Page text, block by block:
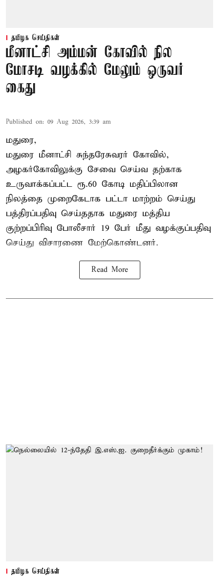
தமிழக செய்திகள்
மீனாட்சி அம்மன் கோவில் நில
மோசடி வழக்கில் மேலும் ஒருவர்
கைது
Published on: 09 Aug 2026, 3:39 am
மதுரை,
மதுரை மீனாட்சி சுந்தரேசுவரர் கோவில்,
அழகர்கோவிலுக்கு சேவை செய்வ தற்காக
உருவாக்கப்பட்ட ரூ.60 கோடி மதிப்பிலான
நிலத்தை முறைகேடாக பட்டா மாற்றம் செய்து
பத்திரப்பதிவு செய்ததாக மதுரை மத்திய
குற்றப்பிரிவு போலீசார் 19 பேர் மீது வழக்குப்பதிவு
செய்து விசாரணை மேற்கொண்டனர்.
Read More
தமிழக செய்திகள்